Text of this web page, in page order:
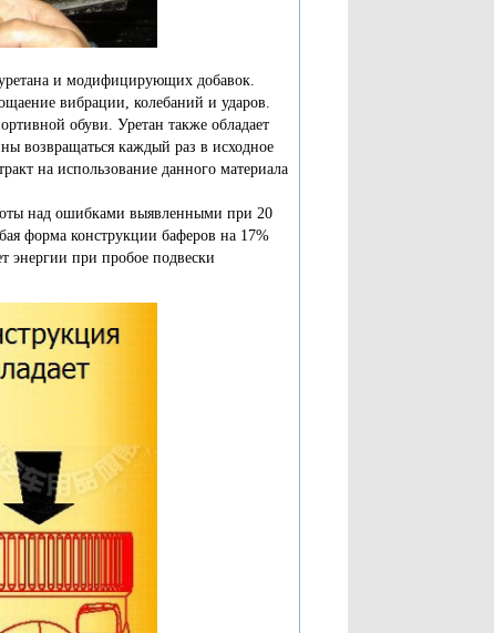
и модифицирующих добавок.
вибрации, колебаний и ударов.
обуви. Уретан также обладает
возвращаться каждый раз в исходное
на использование данного материала
над ошибками выявленными при 20
форма конструкции баферов на 17%
энергии при пробое подвески